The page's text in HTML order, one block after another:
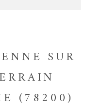
SUR
(78200)